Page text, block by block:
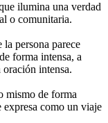
ilumina una verdad
o comunitaria.
la persona parece
forma intensa, a
intensa.
mismo de forma
como un viaje